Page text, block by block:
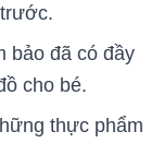
bảo đã có đầy
cho bé.
thực phẩm